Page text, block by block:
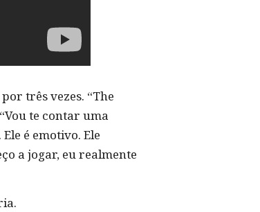
três vezes. “The
te contar uma
é emotivo. Ele
a jogar, eu realmente